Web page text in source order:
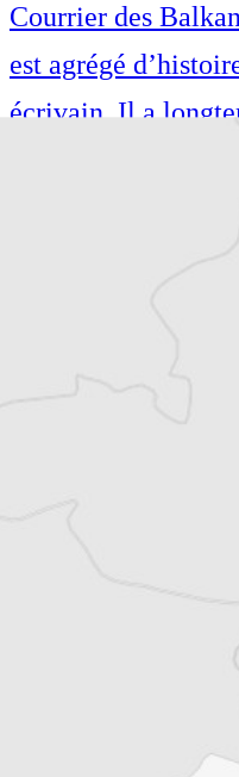
Courrier des
est agrégé
écrivain. Il a